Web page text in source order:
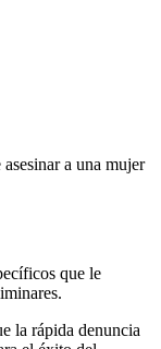
a una mujer
que le
la rápida denuncia